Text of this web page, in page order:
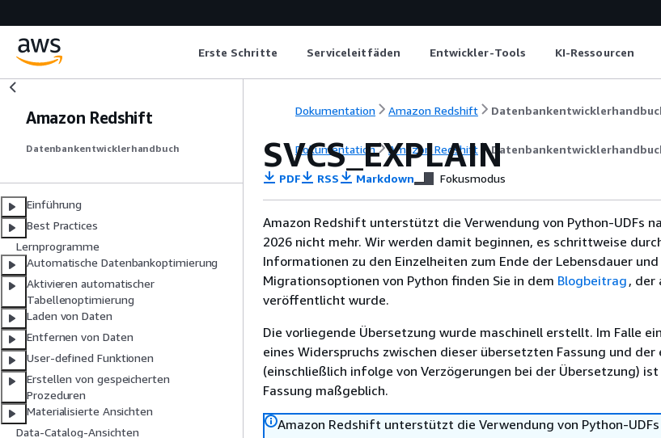
Erste Schritte Serviceleitfäden Entwickler-Tools KI-Ressourcen
Amazon Redshift
Datenbankentwicklerhandbuch
Einführung
Best Practices
Lernprogramme
Automatische Datenbankoptimierung
Aktivieren automatischer
Tabellenoptimierung
Laden von Daten
Entfernen von Daten
User-defined Funktionen
Erstellen von gespeicherten
Prozeduren
Materialisierte Ansichten
Data-Catalog-Ansichten
Dokumentation Amazon Redshift
Dokumentation Amazon Redshift
SVCS_EXPLAIN
PDF RSS Markdown Fokusmodus
Amazon Redshift unterstützt die Verwendung von Python-UDFs
2026 nicht mehr. Wir werden damit beginnen, es schrittweise
Informationen zu den Einzelheiten zum Ende der Lebensdauer und
Migrationsoptionen von Python finden Sie in dem Blogbeitrag , der
veröffentlicht wurde.
Die vorliegende Übersetzung wurde maschinell erstellt. Im Falle
eines Widerspruchs zwischen dieser übersetzten Fassung und der
(einschließlich infolge von Verzögerungen bei der Übersetzung)
Fassung maßgeblich.
Amazon Redshift unterstützt die Verwendung von Python-UDFs